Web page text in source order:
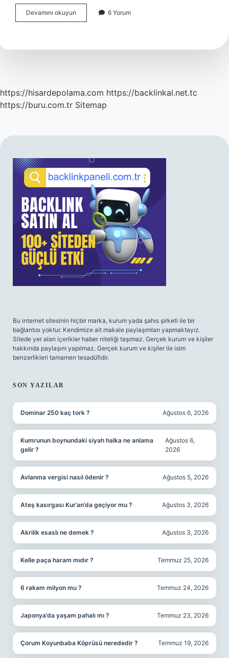
Devamını okuyun Pozitron
Radyasyonu
6 Yorum
https://hisardepolama.com https://backlinkal.net.tc
https://buru.com.tr Sitemap
SIDEBAR
Bu internet sitesinin hiçbir marka, kurum yada şahıs şirketi ile bir
bağlantısı yoktur. Kendimize ait makale paylaşımları yapmaktayız.
Sitede yer alan içerikler haber niteliği taşımaz. Gerçek kurum ve kişiler
hakkında paylaşım yapılmaz. Gerçek kurum ve kişiler ile isim
benzerlikleri tamamen tesadüfidir.
SON YAZILAR
Dominar 250 kaç tork ? Ağustos 6, 2026
Kumrunun boynundaki siyah halka ne anlama
gelir ?
Ağustos 6,
2026
Avlanma vergisi nasıl ödenir ? Ağustos 5, 2026
Ateş kasırgası Kur’an’da geçiyor mu ? Ağustos 3, 2026
Akrilik esaslı ne demek ? Ağustos 3, 2026
Kelle paça haram mıdır ? Temmuz 25, 2026
6 rakam milyon mu ? Temmuz 24, 2026
Japonya’da yaşam pahalı mı ? Temmuz 23, 2026
Çorum Koyunbaba Köprüsü nerededir ? Temmuz 19, 2026